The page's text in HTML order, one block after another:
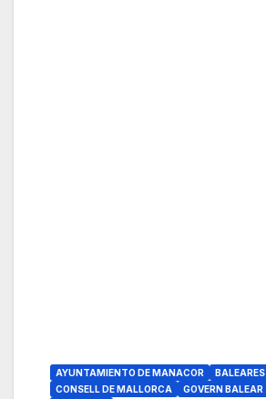
AYUNTAMIENTO DE MANACOR BALEARES
CONSELL DE MALLORCA
GOVERN BALEAR